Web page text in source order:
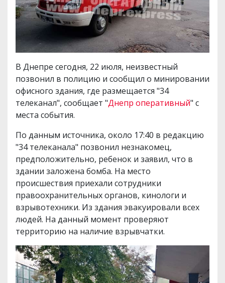
В Днепре сегодня, 22 июля, неизвестный
позвонил в полицию и сообщил о минировании
офисного здания, где размещается "34
телеканал", сообщает "Днепр оперативный" с
места события.
По данным источника, около 17:40 в редакцию
"34 телеканала" позвонил незнакомец,
предположительно, ребенок и заявил, что в
здании заложена бомба. На место
происшествия приехали сотрудники
правоохранительных органов, кинологи и
взрывотехники. Из здания эвакуировали всех
людей. На данный момент проверяют
территорию на наличие взрывчатки.